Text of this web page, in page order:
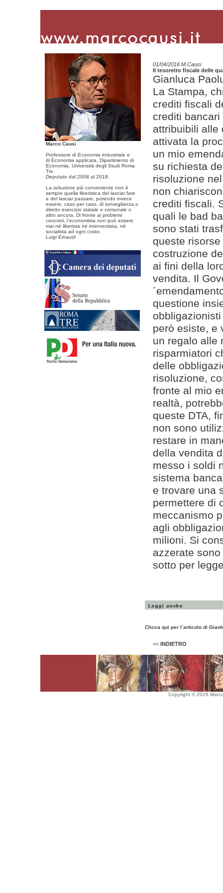
Marco Causi
Professore di Economia industriale e
di Economia applicata, Dipartimento di
Economia, Università degli Studi Roma
Tre.
Deputato dal 2008 al 2018.
La soluzione più conveniente non è
sempre quella liberistica del lasciar fare
e del lasciar passare, potendo invece
essere, caso per caso, di sorveglianza o
diretto esercizio statale o comunale o
altro ancora. Di fronte ai problemi
concreti, l´economista non può essere
mai né liberista né interventista, né
socialista ad ogni costo.
Luigi Einaudi
01/04/2016 M.Causi
Il tesoretto fiscale delle
Gianluca
La Stampa,
crediti fiscali
crediti
attribuibili alle
attivata la
un mio
su richiesta
risoluzione
non
crediti fiscali.
quali le bad
sono stati
queste
costruzione
ai fini della
vendita. Il
questione
però esiste, e
un regalo alle
risparmiatori
delle
risoluzione,
fronte al mio
realtà,
queste DTA,
non sono
restare in
della vendita
messo i soldi
sistema
e trovare una
permettere di
meccanismo
agli
milioni. Si
azzerate
sotto per
Clicca qui per l´articolo di
<< INDIETRO
Copyright © 2026